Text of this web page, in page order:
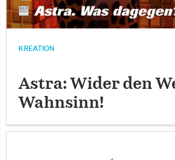
KREATION
Astra: Wider den
Wahnsinn!